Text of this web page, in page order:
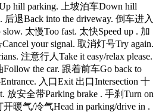
hill parking. 上坡泊车Down hill
退Back into the driveway. 倒车进入
太慢Too fast. 太快Speed up . 加
your signal. 取消灯号Try again.
注意行人Take it easy/relax please.
the car. 跟着前车Go back to
入口Exit 出口Intersection 十
放安全带Parking brake . 手刹Turn on
开暖气/冷气Head in parking/drive in .